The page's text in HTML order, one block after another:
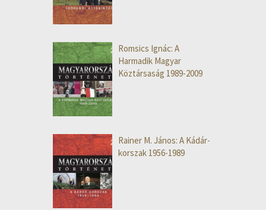
Romsics Ignác: A
Harmadik Magyar
Köztársaság 1989-2009
Rainer M. János: A Kádár-
korszak 1956-1989